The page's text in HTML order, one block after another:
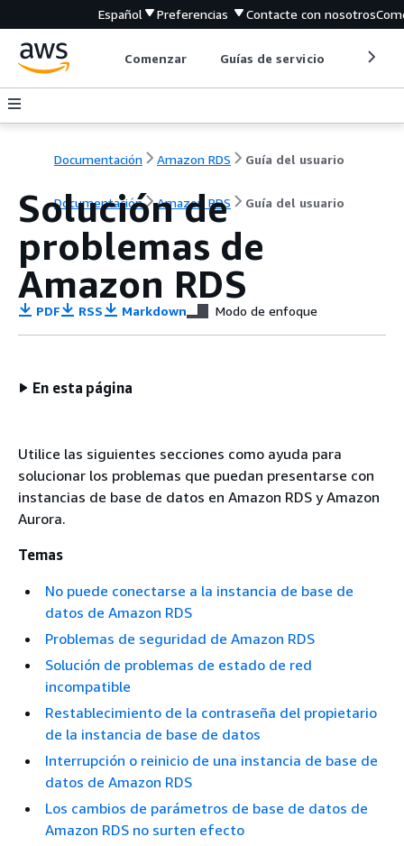
Español Preferencias Contacte con nosotros
Comenzar Guías de servicio
Documentación Amazon RDS Guía del usuario
Documentación Amazon RDS Guía del usuario
Solución de
problemas de
Amazon RDS
PDF RSS Markdown Modo de enfoque
En esta página
Utilice las siguientes secciones como ayuda para
solucionar los problemas que puedan presentarse con
instancias de base de datos en Amazon RDS y Amazon
Aurora.
Temas
No puede conectarse a la instancia de base de
datos de Amazon RDS
Problemas de seguridad de Amazon RDS
Solución de problemas de estado de red
incompatible
Restablecimiento de la contraseña del propietario
de la instancia de base de datos
Interrupción o reinicio de una instancia de base de
datos de Amazon RDS
Los cambios de parámetros de base de datos de
Amazon RDS no surten efecto